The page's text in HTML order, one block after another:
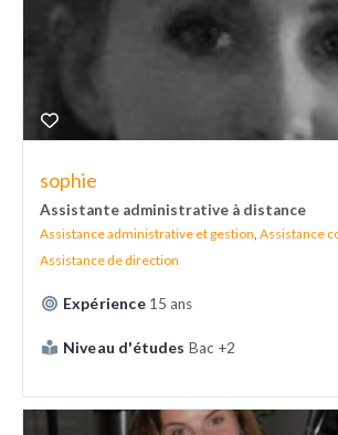
sophie
Assistante administrative à distance
Assistance administrative et gestion Assistance
Assistance de direction
Expérience 15 ans
Niveau d'études Bac +2